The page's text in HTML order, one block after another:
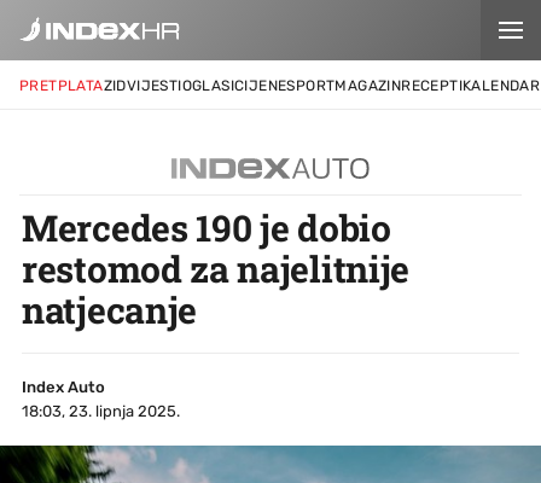
PRETPLATAZIDVIJESTIOGLASICIJENESPORTMAGAZINRECEPTIKALENDAR
Mercedes 190 je dobio
restomod za najelitnije
natjecanje
Index Auto
18:03, 23. lipnja 2025.